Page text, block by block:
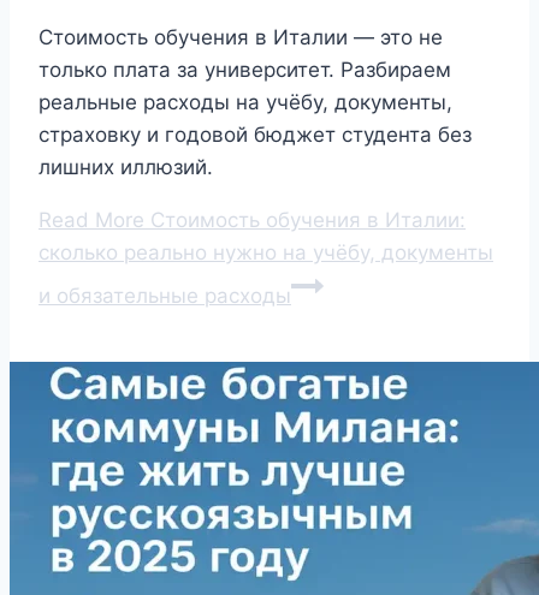
Стоимость обучения в Италии — это не
только плата за университет. Разбираем
реальные расходы на учёбу, документы,
страховку и годовой бюджет студента без
лишних иллюзий.
Read More Стоимость обучения в Италии:
сколько реально нужно на учёбу, документы
и обязательные расходы